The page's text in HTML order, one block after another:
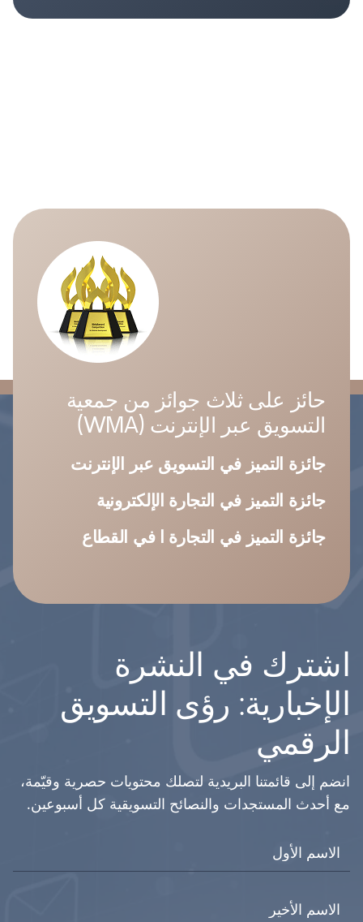
حائز على ثلاث جوائز من جمعية
التسويق عبر الإنترنت (WMA)
جائزة التميز في التسويق عبر الإنترنت
جائزة التميز في التجارة الإلكترونية
جائزة التميز في التجارة ا في القطاع
اشترك في النشرة
الإخبارية: رؤى التسويق
الرقمي
انضم إلى قائمتنا البريدية لتصلك محتويات حصرية وقيّمة،
مع أحدث المستجدات والنصائح التسويقية كل أسبوعين.